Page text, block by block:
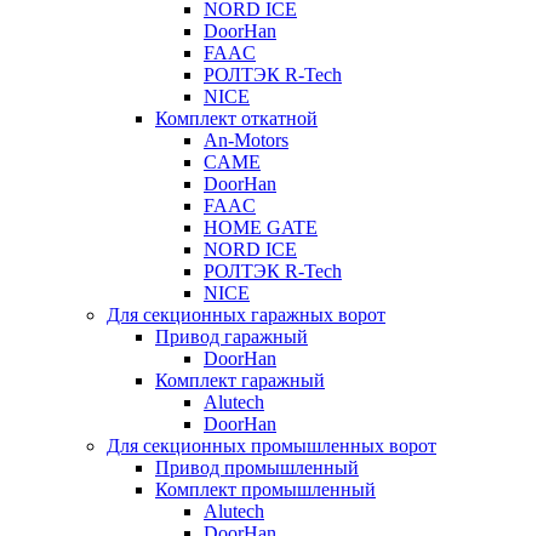
NORD ICE
DoorHan
FAAC
РОЛТЭК R-Tech
NICE
Комплект откатной
An-Motors
CAME
DoorHan
FAAC
HOME GATE
NORD ICE
РОЛТЭК R-Tech
NICE
Для секционных гаражных ворот
Привод гаражный
DoorHan
Комплект гаражный
Alutech
DoorHan
Для секционных промышленных ворот
Привод промышленный
Комплект промышленный
Alutech